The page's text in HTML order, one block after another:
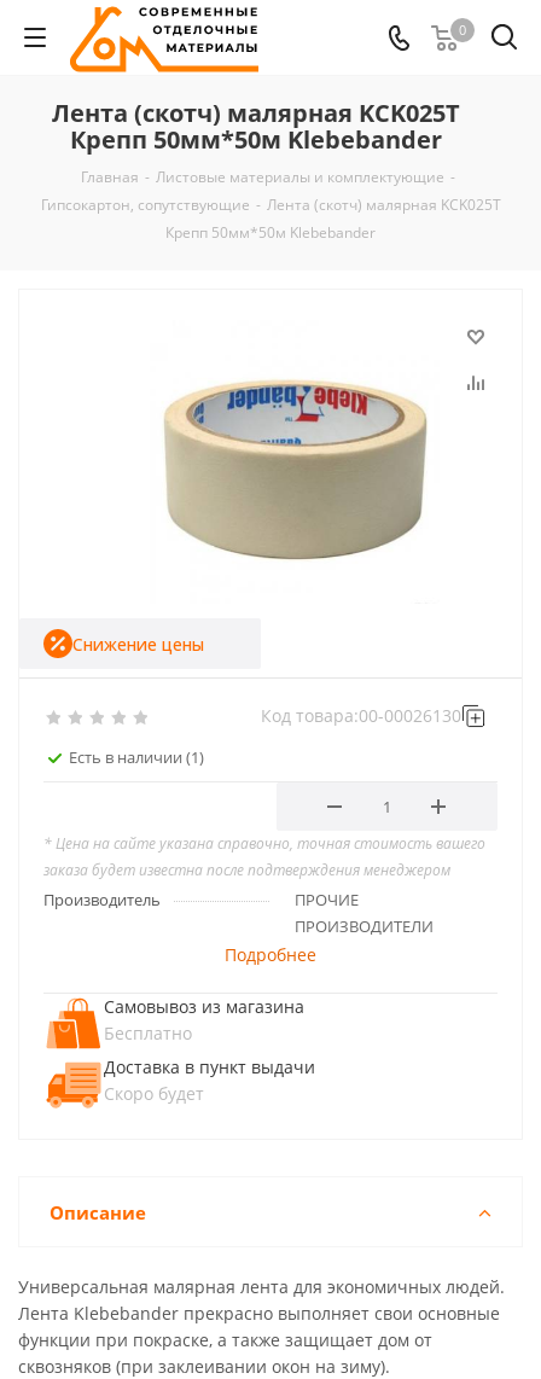
0
Лента (скотч) малярная KCK025T
Крепп 50мм*50м Klebebander
Главная - Листовые материалы и комплектующие -
Гипсокартон, сопутствующие - Лента (скотч) малярная KCK025T
Крепп 50мм*50м Klebebander
Есть в наличии (1)
Код товара:00-00026130
Снижение цены
* Цена на сайте указана справочно, точная стоимость вашего
заказа будет известна после подтверждения менеджером
Производитель
ПРОЧИЕ
ПРОИЗВОДИТЕЛИ
Подробнее
Самовывоз из магазина
Бесплатно
Доставка в пункт выдачи
Скоро будет
Описание
Универсальная малярная лента для экономичных людей.
Лента Klebebander прекрасно выполняет свои основные
функции при покраске, а также защищает дом от
сквозняков (при заклеивании окон на зиму).